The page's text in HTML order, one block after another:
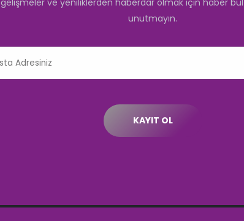
ve yeniliklerden haberdar olmak için haber
unutmayın.
KAYIT OL